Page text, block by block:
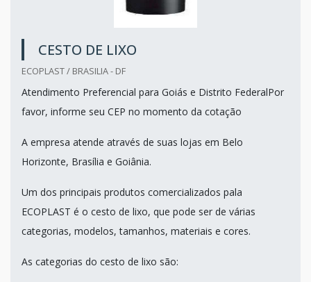
CESTO DE LIXO
ECOPLAST / BRASILIA - DF
Atendimento Preferencial para Goiás e Distrito FederalPor
favor, informe seu CEP no momento da cotação
A empresa atende através de suas lojas em Belo
Horizonte, Brasília e Goiânia.
Um dos principais produtos comercializados pala
ECOPLAST é o cesto de lixo, que pode ser de várias
categorias, modelos, tamanhos, materiais e cores.
As categorias do cesto de lixo são: